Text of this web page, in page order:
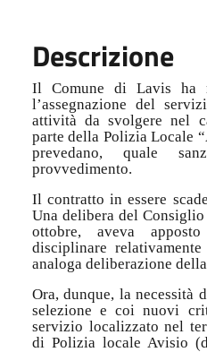
Descrizione
Il Comune di Lavis ha
l’assegnazione del
attività da svolgere nel
parte della Polizia Locale
prevedano, quale
provvedimento.
Il contratto in essere
Una delibera del
ottobre, aveva
disciplinare
analoga deliberazione
Ora, dunque, la necessità
selezione e coi nuovi
servizio localizzato nel
di Polizia locale Avisio